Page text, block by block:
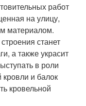
работ
на улицу,
материалом.
станет
а также украсит
в роли
и балок
кровельной